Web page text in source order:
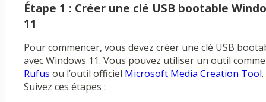
Étape 1 : Créer une clé USB bootable
11
Pour commencer, vous devez créer une clé USB
avec Windows 11. Vous pouvez utiliser un outil comme
Rufus ou l’outil officiel Microsoft Media Creation Tool.
Suivez ces étapes :